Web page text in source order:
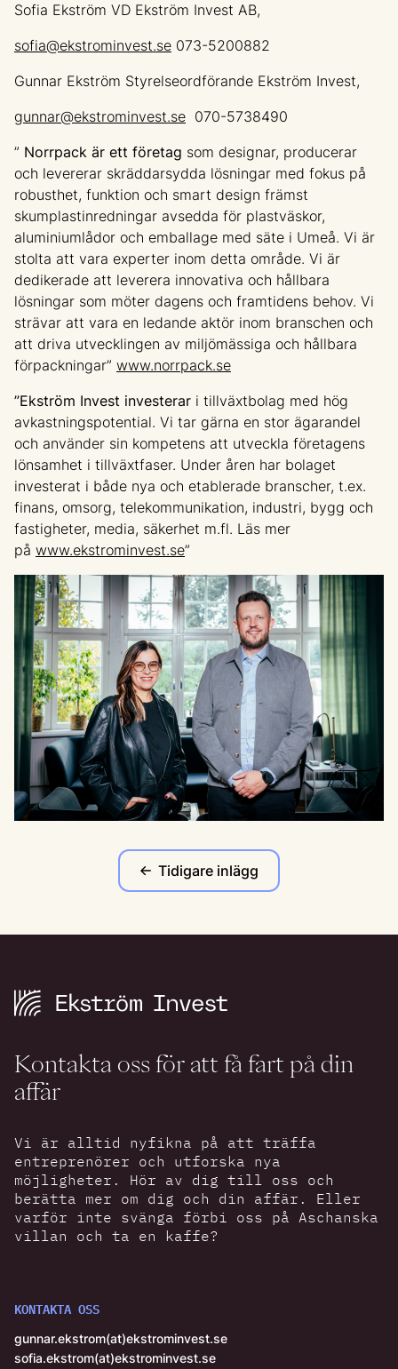
Sofia Ekström VD Ekström Invest AB,
sofia@ekstrominvest.se 073-5200882
Gunnar Ekström Styrelseordförande Ekström Invest,
gunnar@ekstrominvest.se 070-5738490
” Norrpack är ett företag som designar, producerar
och levererar skräddarsydda lösningar med fokus på
robusthet, funktion och smart design främst
skumplastinredningar avsedda för plastväskor,
aluminiumlådor och emballage med säte i Umeå. Vi är
stolta att vara experter inom detta område. Vi är
dedikerade att leverera innovativa och hållbara
lösningar som möter dagens och framtidens behov. Vi
strävar att vara en ledande aktör inom branschen och
att driva utvecklingen av miljömässiga och hållbara
förpackningar” www.norrpack.se
”Ekström Invest investerar i tillväxtbolag med hög
avkastningspotential. Vi tar gärna en stor ägarandel
och använder sin kompetens att utveckla företagens
lönsamhet i tillväxtfaser. Under åren har bolaget
investerat i både nya och etablerade branscher, t.ex.
finans, omsorg, telekommunikation, industri, bygg och
fastigheter, media, säkerhet m.fl. Läs mer
på www.ekstrominvest.se”
Tidigare inlägg
Kontakta oss för att få fart på din
affär
Vi är alltid nyfikna på att träffa
entreprenörer och utforska nya
möjligheter. Hör av dig till oss och
berätta mer om dig och din affär. Eller
varför inte svänga förbi oss på Aschanska
villan och ta en kaffe?
KONTAKTA OSS
gunnar.ekstrom(at)ekstrominvest.se
sofia.ekstrom(at)ekstrominvest.se